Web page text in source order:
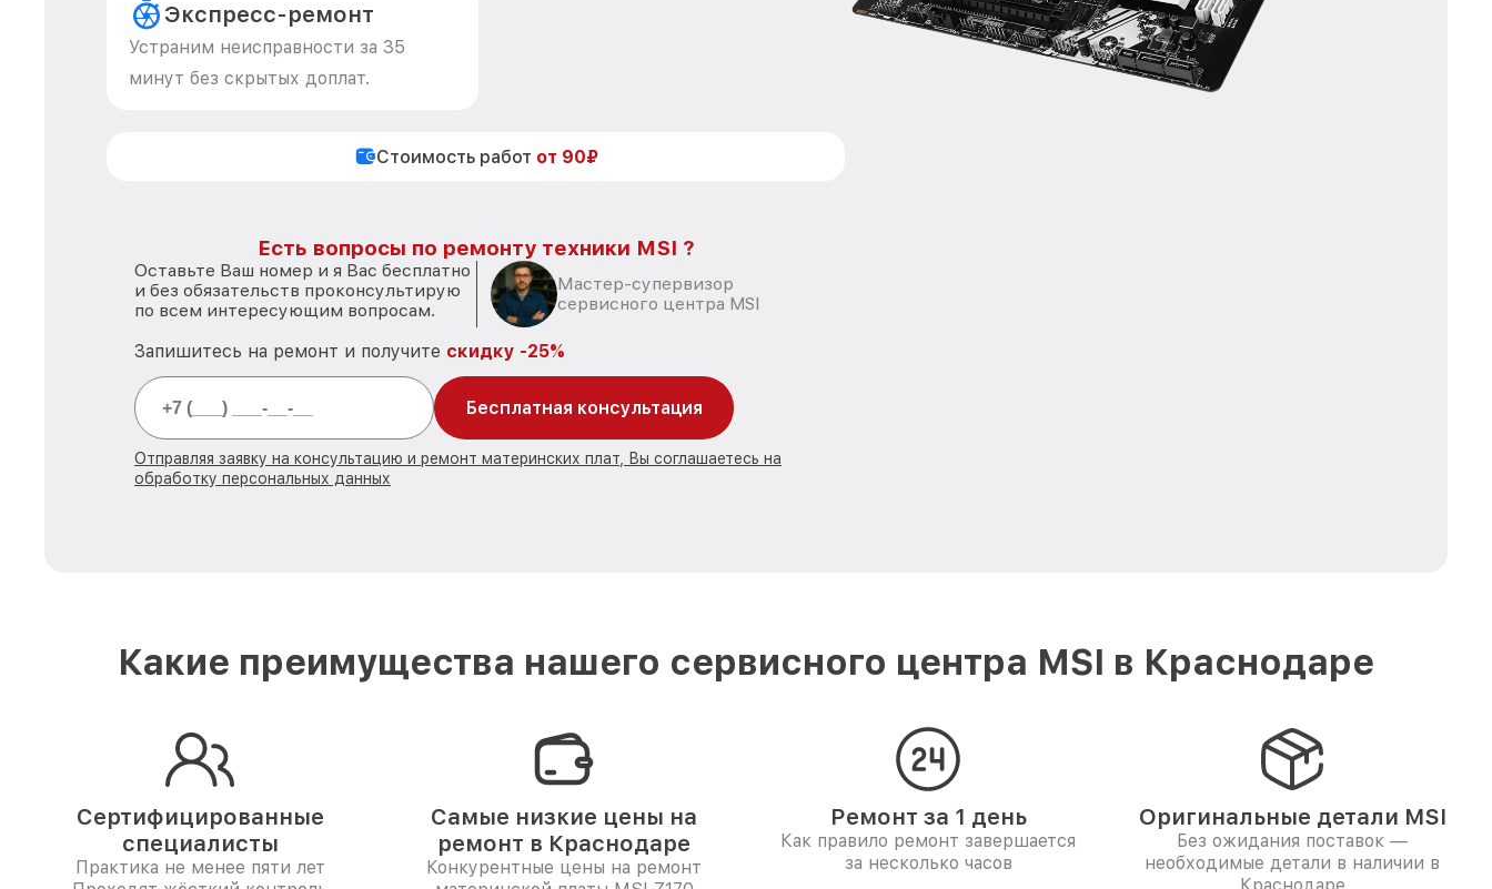
Экспресс-ремонт
Устраним неисправности за 35
минут без скрытых доплат.
Стоимость работ от 90₽
Есть вопросы по ремонту техники MSI ?
Оставьте Ваш номер и я Вас бесплатно
и без обязательств проконсультирую
по всем интересующим вопросам.
Мастер-супервизор
сервисного центра MSI
Запишитесь на ремонт и получите скидку -25%
Бесплатная консультация
Отправляя заявку на консультацию и ремонт материнских плат, Вы соглашаетесь на
обработку персональных данных
Какие преимущества нашего сервисного центра MSI в Краснодаре
Сертифицированные
специалисты
Практика не менее пяти лет
Самые низкие цены на
ремонт в Краснодаре
Конкурентные цены на ремонт
Ремонт за 1 день
Как правило ремонт завершается
за несколько часов
Оригинальные детали MSI
Без ожидания поставок —
необходимые детали в наличии в